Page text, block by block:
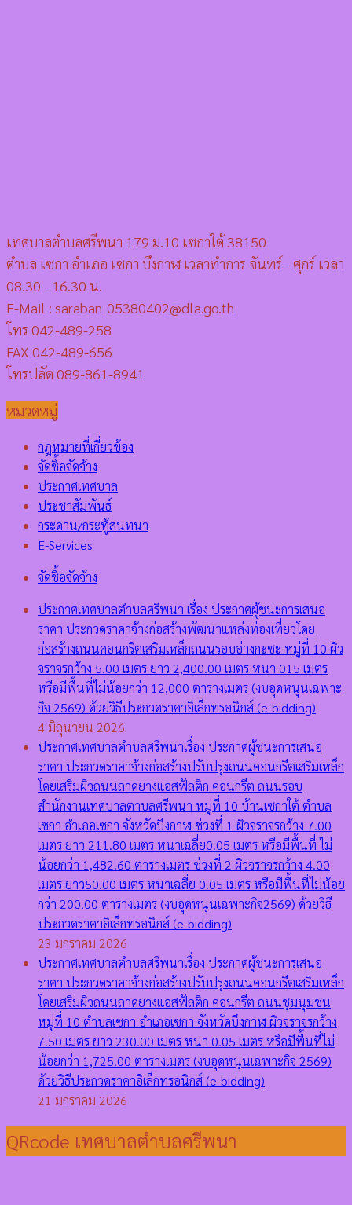
เทศบาลตำบลศรีพนา 179 ม.10 เซกาใต้ 38150
ตำบล เซกา อำเภอ เซกา บึงกาฬ เวลาทำการ จันทร์ - ศุกร์ เวลา
08.30 - 16.30 น.
E-Mail : saraban_05380402@dla.go.th
โทร 042-489-258
FAX 042-489-656
โทรปลัด 089-861-8941
หมวดหมู่
กฎหมายที่เกี่ยวข้อง
จัดชื้อจัดจ้าง
ประกาศเทศบาล
ประชาสัมพันธ์
กระดาน/กระทู้สนทนา
E-Services
จัดชื้อจัดจ้าง
ประกาศเทศบาลตำบลศรีพนา เรื่อง ประกาศผู้ชนะการเสนอ
ราคา ประกวดราคาจ้างก่อสร้างพัฒนาแหล่งท่องเที่ยวโดย
ก่อสร้างถนนคอนกรีตเสริมเหล็กถนนรอบอ่างกะซะ หมู่ที่ 10 ผิว
จราจรกว้าง 5.00 เมตร ยาว 2,400.00 เมตร หนา 015 เมตร
หรือมีพื้นที่ไม่น้อยกว่า 12,000 ตารางเมตร (งบอุดหนุนเฉพาะ
กิจ 2569) ด้วยวิธีประกวดราคาอิเล็กทรอนิกส์ (e-bidding)
4 มิถุนายน 2026
ประกาศเทศบาลตำบลศรีพนาเรื่อง ประกาศผู้ชนะการเสนอ
ราคา ประกวดราคาจ้างก่อสร้างปรับปรุงถนนคอนกรีตเสริมเหล็ก
โดยเสริมผิวถนนลาดยางแอสฟัลติก คอนกรีต ถนนรอบ
สำนักงานเทศบาลตาบลศรีพนา หมู่ที่ 10 บ้านเซกาใต้ ตำบล
เซกา อำเภอเซกา จังหวัดบึงกาฬ ช่วงที่ 1 ผิวจราจรกว้าง 7.00
เมตร ยาว 211.80 เมตร หนาเฉลี่ย0.05 เมตร หรือมีพื้นที่ ไม่
น้อยกว่า 1,482.60 ตารางเมตร ช่วงที่ 2 ผิวจราจรกว้าง 4.00
เมตร ยาว50.00 เมตร หนาเฉลี่ย 0.05 เมตร หรือมีพื้นที่ไม่น้อย
กว่า 200.00 ตารางเมตร (งบอุดหนุนเฉพาะกิจ2569) ด้วยวิธี
ประกวดราคาอิเล็กทรอนิกส์ (e-bidding)
23 มกราคม 2026
ประกาศเทศบาลตำบลศรีพนาเรื่อง ประกาศผู้ชนะการเสนอ
ราคา ประกวดราคาจ้างก่อสร้างปรับปรุงถนนคอนกรีตเสริมเหล็ก
โดยเสริมผิวถนนลาดยางแอสฟัลติก คอนกรีต ถนนชุมนุมชน
หมู่ที่ 10 ตำบลเซกา อำเภอเซกา จังหวัดบึงกาฬ ผิวจราจรกว้าง
7.50 เมตร ยาว 230.00 เมตร หนา 0.05 เมตร หรือมีพื้นที่ไม่
น้อยกว่า 1,725.00 ตารางเมตร (งบอุดหนุนเฉพาะกิจ 2569)
ด้วยวิธีประกวดราคาอิเล็กทรอนิกส์ (e-bidding)
21 มกราคม 2026
QRcode เทศบาลตำบลศรีพนา